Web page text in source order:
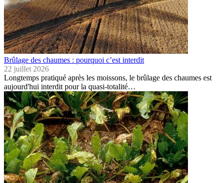
Brûlage des chaumes : pourquoi c’est interdit
22 juillet 2026
Longtemps pratiqué après les moissons, le brûlage des chaumes est
aujourd'hui interdit pour la quasi-totalité…